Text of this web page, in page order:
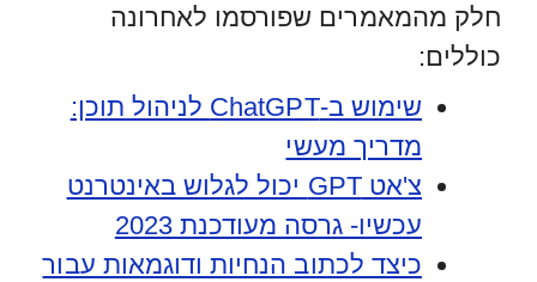
חלק מהמאמרים שפורסמו לאחרונה
כוללים:
שימוש ב-ChatGPT לניהול תוכן:
מדריך מעשי
צ'אט GPT יכול לגלוש באינטרנט
עכשיו- גרסה מעודכנת 2023
כיצד לכתוב הנחיות ודוגמאות עבור